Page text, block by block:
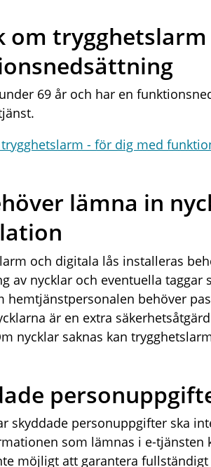
om
69 år och har en
- för dig med
lämna in
och digitala lås installeras
av nycklar och eventuella
hemtjänstpersonalen behöver
är en extra
nycklar saknas kan
skyddade personuppgifter ska
som lämnas i e-tjänsten
möjligt att garantera